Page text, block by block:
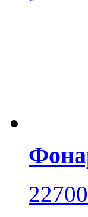
22700